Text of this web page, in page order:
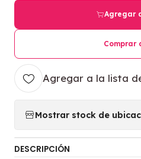
Agregar
Comprar
Agregar a la lista
Mostrar stock de
DESCRIPCIÓN